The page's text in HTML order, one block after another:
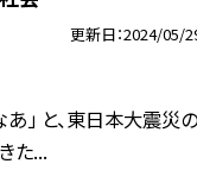
更新日 2024/05/
」 と、東日本大震災
た...